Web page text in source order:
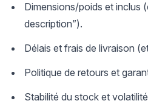
Dimensions/poids et inclus
description”).
Délais et frais de livraison
Politique de retours et
Stabilité du stock et